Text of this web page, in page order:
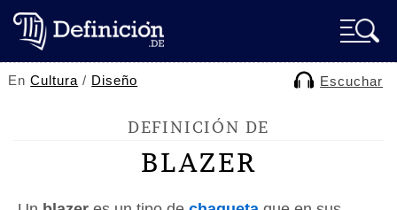
EnCultura / Diseño Escuchar
DEFINICIÓN DE
BLAZER